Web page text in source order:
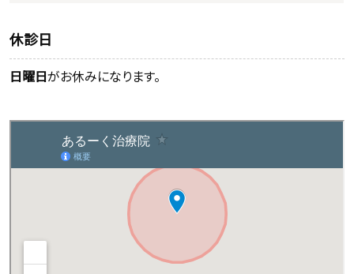
休診日
日曜日がお休みになります。